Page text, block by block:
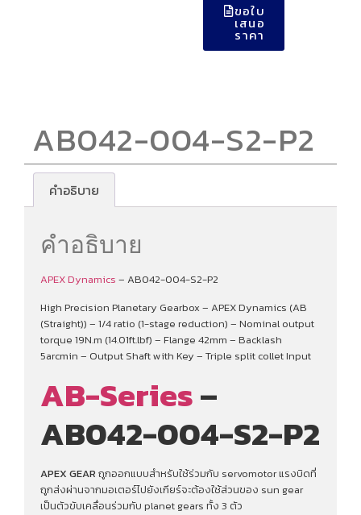
ขอใบ
เสนอ
ราคา
AB042-004-S2-P2
คำอธิบาย
คำอธิบาย
APEX Dynamics – AB042-004-S2-P2
High Precision Planetary Gearbox – APEX Dynamics (AB
(Straight)) – 1/4 ratio (1-stage reduction) – Nominal output
torque 19N.m (14.01ft.lbf) – Flange 42mm – Backlash
5arcmin – Output Shaft with Key – Triple split collet Input
AB-Series–
AB042-004-S2-P2
APEX GEAR ถูกออกแบบสำหรับใช้ร่วมกับ servomotor แรงบิดที่
ถูกส่งผ่านจากมอเตอร์ไปยังเกียร์จะต้องใช้ส่วนของ sun gear
เป็นตัวขับเคลื่อนร่วมกับ planet gears ทั้ง 3 ตัว